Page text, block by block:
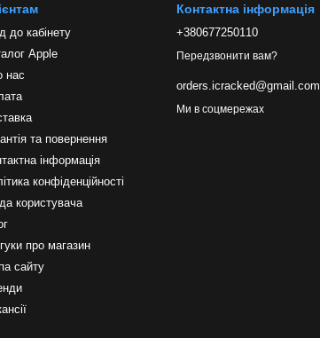
до кабінету
Apple
нас
та повернення
інформація
конфіденційності
користувача
про магазин
сайту
Контактна інформація
+380677250110
Передзвонити вам?
orders.icracked@gmail.com
Ми в соцмережах